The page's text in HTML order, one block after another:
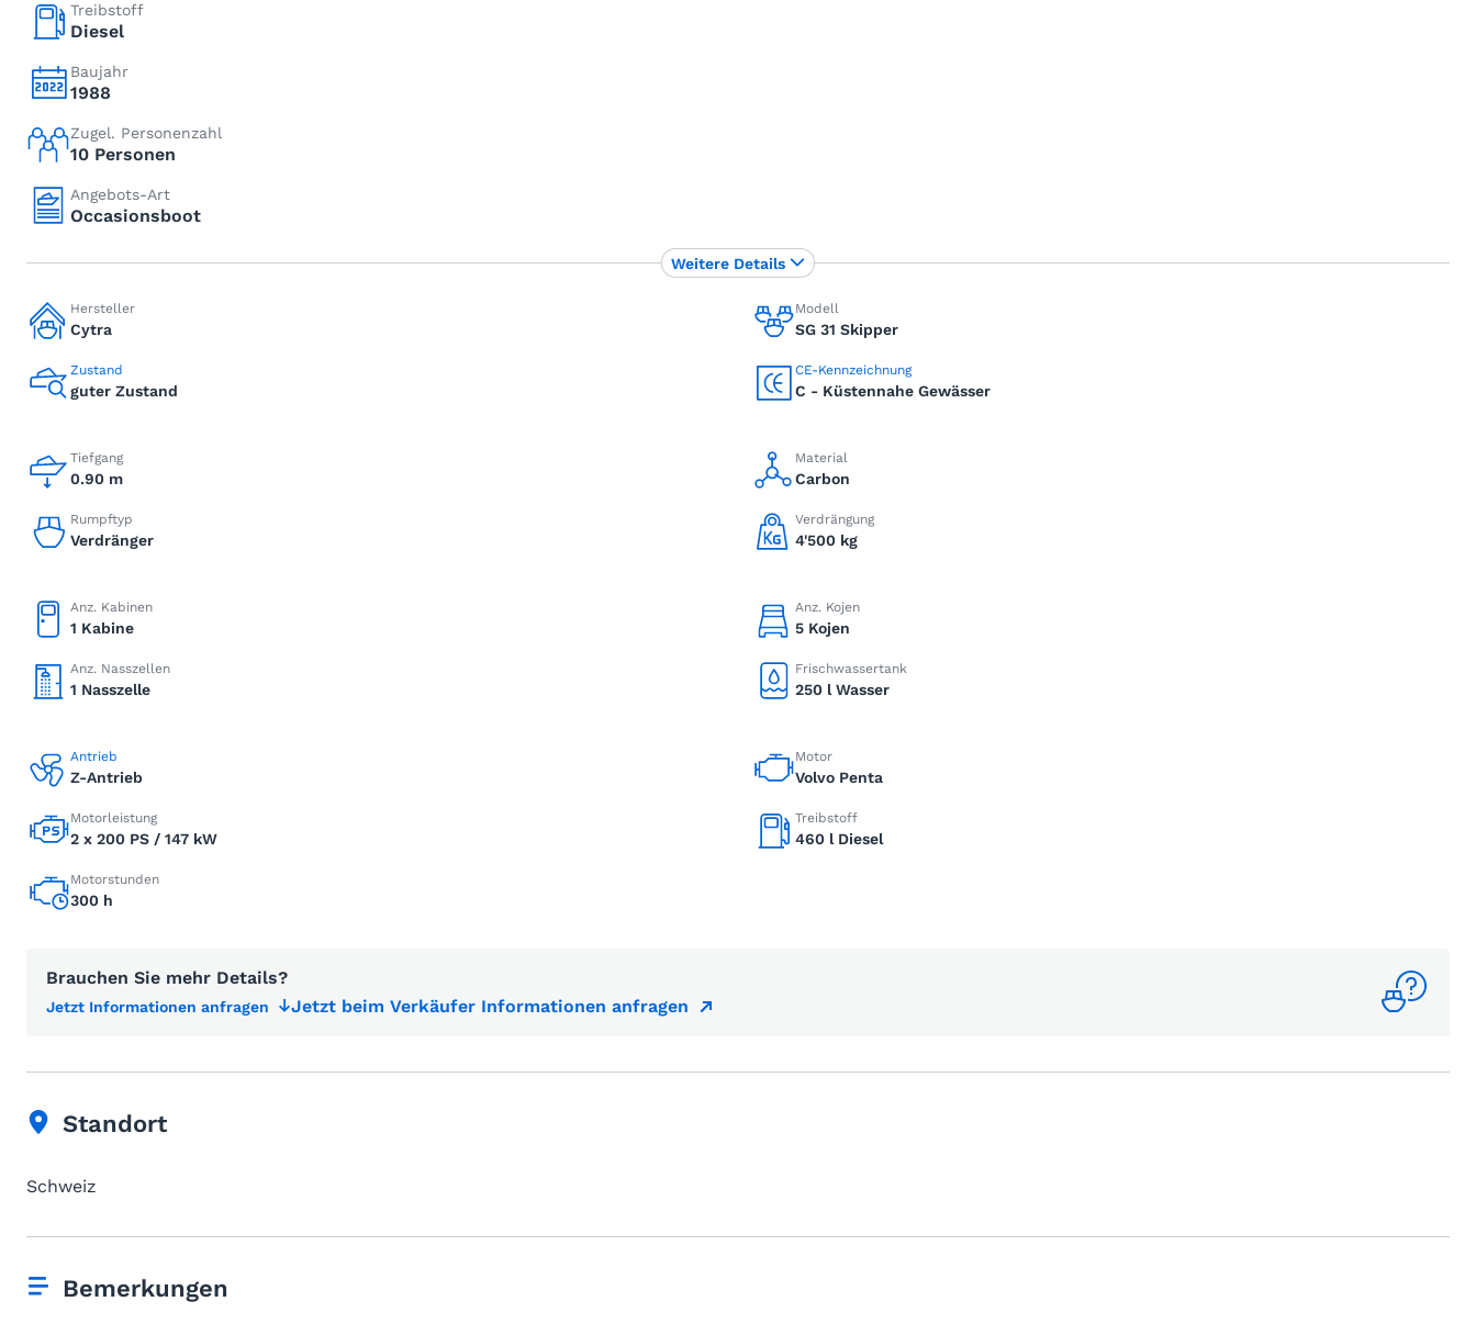
Treibstoff
Diesel
Baujahr
1988
Zugel. Personenzahl
10 Personen
Angebots-Art
Occasionsboot
Hersteller
Cytra
Modell
SG 31 Skipper
Zustand
guter Zustand
CE-Kennzeichnung
C - Küstennahe Gewässer
Tiefgang
0.90 m
Material
Carbon
Rumpftyp
Verdränger
Verdrängung
4'500 kg
Anz. Kabinen
1 Kabine
Anz. Kojen
5 Kojen
Anz. Nasszellen
1 Nasszelle
Frischwassertank
250 l Wasser
Antrieb
Z-Antrieb
Motor
Volvo Penta
Motorleistung
2 x 200 PS / 147 kW
Treibstoff
460 l Diesel
Motorstunden
300 h
Brauchen Sie mehr Details?
Jetzt Informationen anfragen Jetzt beim Verkäufer Informationen anfragen
Weitere Details
Standort
Schweiz
Bemerkungen